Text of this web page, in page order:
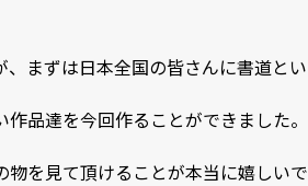
、まずは日本全国の皆さんに書道と
品達を今回作ることができました。
を見て頂けることが本当に嬉しい